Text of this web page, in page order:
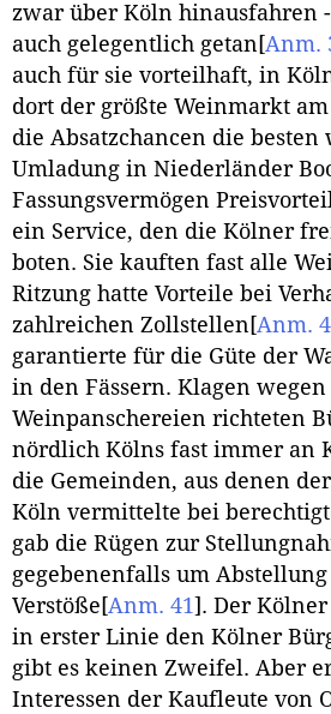
zwar über Köln hinausfahren
auch gelegentlich getan [Anm.
auch für sie vorteilhaft, in
dort der größte Weinmarkt
die Absatzchancen die besten
Umladung in Niederländer
Fassungsvermögen
ein Service, den die Kölner
boten. Sie kauften fast alle
Ritzung hatte Vorteile bei
zahlreichen Zollstellen [Anm.
garantierte für die Güte der
in den Fässern. Klagen wegen
Weinpanschereien richteten
nördlich Kölns fast immer an
die Gemeinden, aus denen
Köln vermittelte bei
gab die Rügen zur
gegebenenfalls um
Verstöße [Anm. 41] . Der
in erster Linie den Kölner
gibt es keinen Zweifel. Aber
Interessen der Kaufleute von